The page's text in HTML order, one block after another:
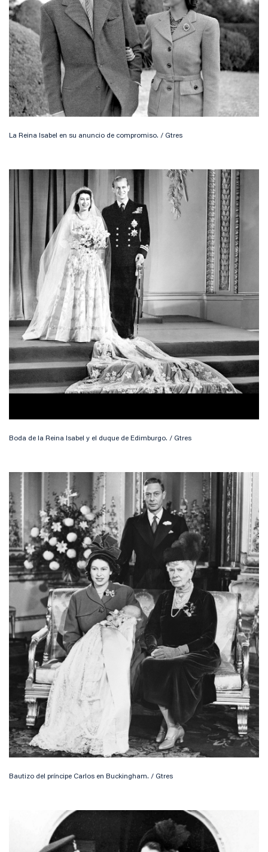
La Reina Isabel en su anuncio de compromiso. / Gtres
Boda de la Reina Isabel y el duque de Edimburgo. / Gtres
Bautizo del príncipe Carlos en Buckingham. / Gtres